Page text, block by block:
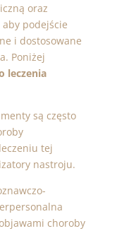
oraz
podejście
i dostosowane
Poniżej
leczenia
są często
tej
nastroju.
choroby